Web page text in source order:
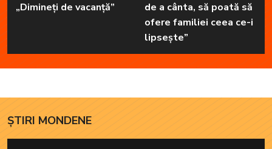
„Dimineți de vacanță”
de a cânta, să poată să
ofere familiei ceea ce-i
lipsește”
ȘTIRI MONDENE